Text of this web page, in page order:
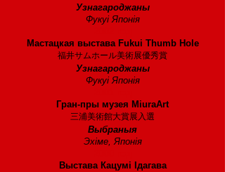
Узнагароджаны
Фукуі Японія
Мастацкая выстава Fukui Thumb Hole
福井サムホール美術展優秀賞
Узнагароджаны
Фукуі Японія
Гран-пры музея MiuraArt
三浦美術館大賞展入選
Выбраныя
Эхіме, Японія
Выстава Кацумі Ідагава